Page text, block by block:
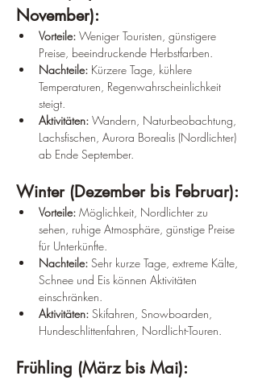
November):
Vorteile: Weniger Touristen, günstigere
Preise, beeindruckende Herbstfarben.
Nachteile: Kürzere Tage, kühlere
Temperaturen, Regenwahrscheinlichkeit
steigt.
Aktivitäten: Wandern, Naturbeobachtung,
Lachsfischen, Aurora Borealis (Nordlichter)
ab Ende September.
Winter (Dezember bis Februar):
Vorteile: Möglichkeit, Nordlichter zu
sehen, ruhige Atmosphäre, günstige Preise
für Unterkünfte.
Nachteile: Sehr kurze Tage, extreme Kälte,
Schnee und Eis können Aktivitäten
einschränken.
Aktivitäten: Skifahren, Snowboarden,
Hundeschlittenfahren, Nordlicht-Touren.
Frühling (März bis Mai):